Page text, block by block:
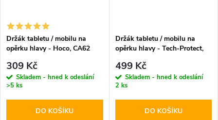
Držák tabletu / mobilu na
opěrku hlavy - Hoco, CA62
309 Kč
Skladem - hned k odeslání
>5 ks
DO KOŠÍKU
Držák tabletu / mobilu na
opěrku hlavy - Tech-Protect,
499 Kč
Skladem - hned k odeslání
2 ks
DO KOŠÍKU